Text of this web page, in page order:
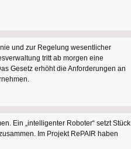
und zur Regelung wesentlicher
tritt ab morgen eine
Gesetz erhöht die Anforderungen an
Ein „intelligenter Roboter“ setzt Stück
Im Projekt RePAIR haben